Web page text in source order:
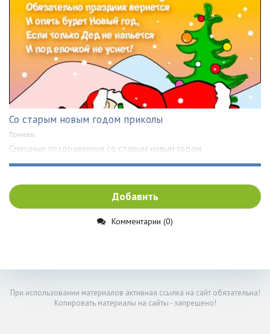
Со старым новым годом приколы
Приколы
Смешные поздравления со старым новым годом
Добавить
Комментарии (0)
При использовании материалов активная ссылка на сайт обязательна!
Копировать материалы на сайты - запрещено!